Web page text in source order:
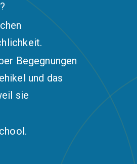
Begegnungen
und das
sie